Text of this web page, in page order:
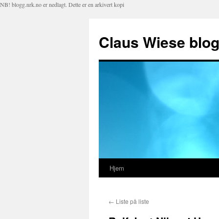
NB! blogg.nrk.no er nedlagt. Dette er en arkivert kopi
Claus Wiese
Hopp
innhold
Hjem
← Liste på liste